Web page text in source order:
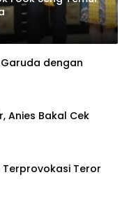
dengan
Anies Bakal Cek
Terprovokasi Teror